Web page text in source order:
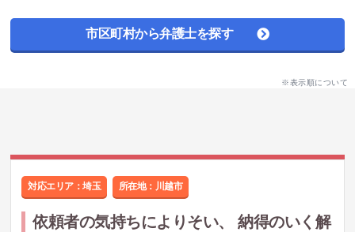
市区町村から弁護士を探す
※表示順について
対応エリア：埼玉 所在地： 川越市
依頼者の気持ちによりそい、 納得のいく解